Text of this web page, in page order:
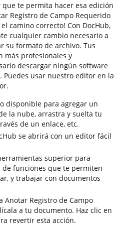
te permita hacer esa edición
Registro de Campo Requerido
camino correcto! Con DocHub,
cualquier cambio necesario a
su formato de archivo. Tus
más profesionales y
descargar ningún software
Puedes usar nuestro editor en la
disponible para agregar un
la nube, arrastra y suelta tu
de un enlace, etc.
se abrirá con un editor fácil
superior para
funciones que te permiten
y trabajar con documentos
Anotar Registro de Campo
a tu documento. Haz clic en
revertir esta acción.